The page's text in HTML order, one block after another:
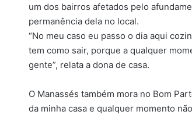
um dos bairros afetados pelo
permanência dela no local.
“No meu caso eu passo o dia aqui
tem como sair, porque a qualquer
gente”, relata a dona de casa.
O Manassés também mora no Bom
da minha casa e qualquer momento